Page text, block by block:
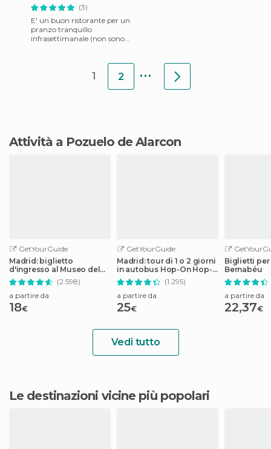
(3)
E' un buon ristorante per un
pranzo tranquillo
infrasettimanale (non sono
1 2 ...
Attività a Pozuelo de Alarcon
GetYourGuide
Madrid: biglietto
d'ingresso al Museo del
Prado
(2.598)
a partire da
18€
GetYourGuide
Madrid: tour di 1 o 2 giorni
in autobus Hop-On Hop-
Off
(1.295)
a partire da
25€
Biglietti per
Bernabéu
a partire da
22,37€
Vedi tutto
Le destinazioni vicine più popolari